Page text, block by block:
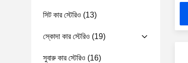
সিট কার স্টেরিও (13)
স্কোদা কার স্টেরিও (19)
সুবারু কার স্টেরিও (16)